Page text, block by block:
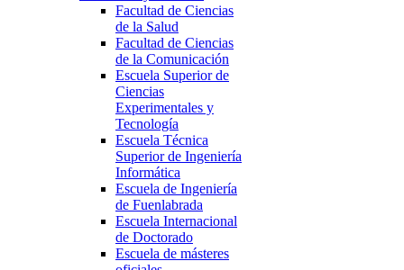
Facultad de Ciencias
de la Salud
Facultad de Ciencias
de la Comunicación
Escuela Superior de
Ciencias
Experimentales y
Tecnología
Escuela Técnica
Superior de Ingeniería
Informática
Escuela de Ingeniería
de Fuenlabrada
Escuela Internacional
de Doctorado
Escuela de másteres